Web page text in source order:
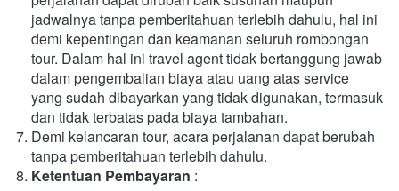
jadwalnya tanpa pemberitahuan terlebih dahulu, hal ini
demi kepentingan dan keamanan seluruh rombongan
tour. Dalam hal ini travel agent tidak bertanggung jawab
dalam pengembalian biaya atau uang atas service
yang sudah dibayarkan yang tidak digunakan, termasuk
dan tidak terbatas pada biaya tambahan.
Demi kelancaran tour, acara perjalanan dapat berubah
tanpa pemberitahuan terlebih dahulu.
Ketentuan Pembayaran :